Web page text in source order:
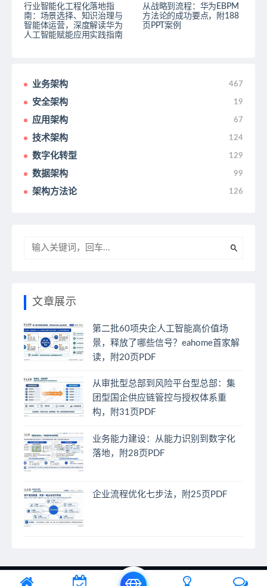
行业智能化工程化落地指
南：场景选择、知识治理与
智能体运营，深度解读华为
人工智能赋能应用实践指南
从战略到流程：华为EBPM
方法论的成功要点，附188
页PPT案例
业务架构 467
安全架构 19
应用架构 67
技术架构 124
数字化转型 129
数据架构 99
架构方法论 126
文章展示
第二批60项央企人工智能高价值场
景，释放了哪些信号？eahome首家解
读，附20页PDF
从审批型总部到风险平台型总部：集
团型国企供应链管控与授权体系重
构，附31页PDF
业务能力建设：从能力识别到数字化
落地，附28页PDF
企业流程优化七步法，附25页PDF